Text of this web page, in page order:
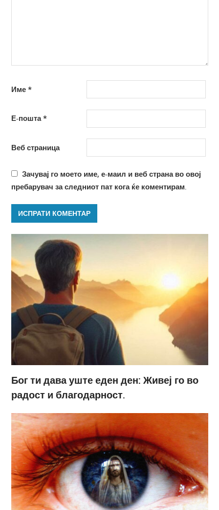
Име *
Е-пошта*
Веб страница
Зачувај го моето име, е-маил и веб страна во овој
пребарувач за следниот пат кога ќе коментирам.
Бог ти дава уште еден ден: Живеј го во
радост и благодарност.